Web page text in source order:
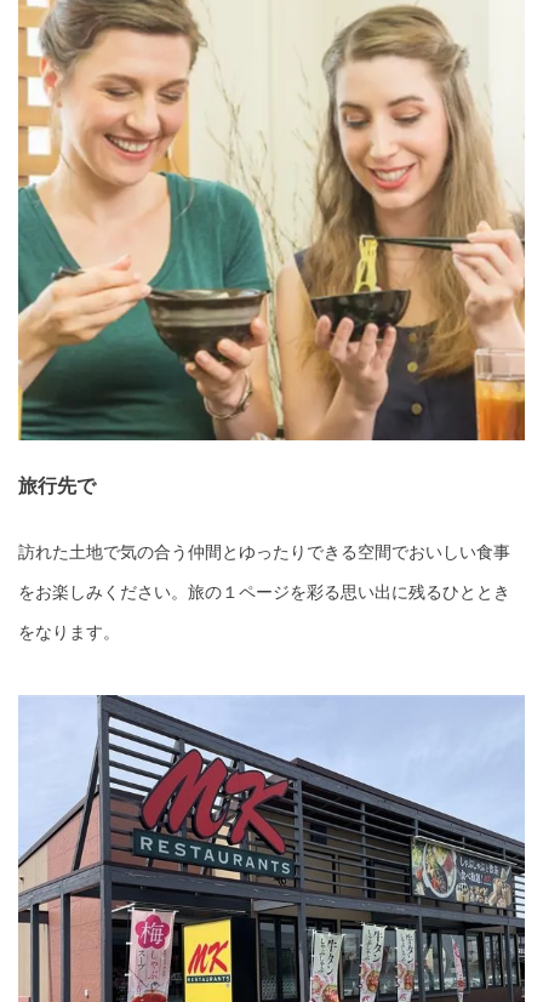
旅行先で
訪れた土地で気の合う仲間とゆったりできる空間でおいしい食事
をお楽しみください。旅の１ページを彩る思い出に残るひととき
をなります。